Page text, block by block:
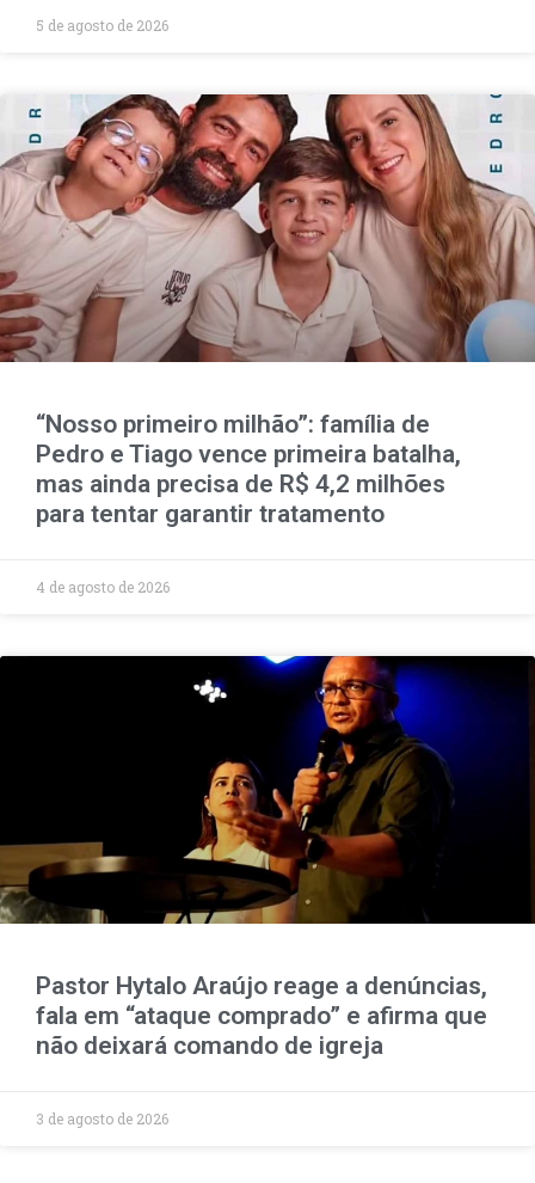
5 de agosto de 2026
“Nosso primeiro milhão”: família de
Pedro e Tiago vence primeira batalha,
mas ainda precisa de R$ 4,2 milhões
para tentar garantir tratamento
4 de agosto de 2026
Pastor Hytalo Araújo reage a denúncias,
fala em “ataque comprado” e afirma que
não deixará comando de igreja
3 de agosto de 2026